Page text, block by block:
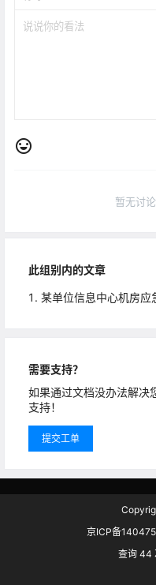
此组别内的文章
某单位信息中心机房应
需要支持？
如果通过文档没办法解决
支持！
提交工单
暂无讨
京ICP备
查询 44